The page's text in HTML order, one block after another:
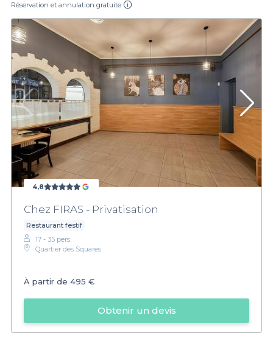
Réservation et annulation gratuite
4,8
Chez FIRAS - Privatisation
Restaurant festif
17 - 35 pers.
Quartier des Squares
À partir de 495 €
Obtenir un devis